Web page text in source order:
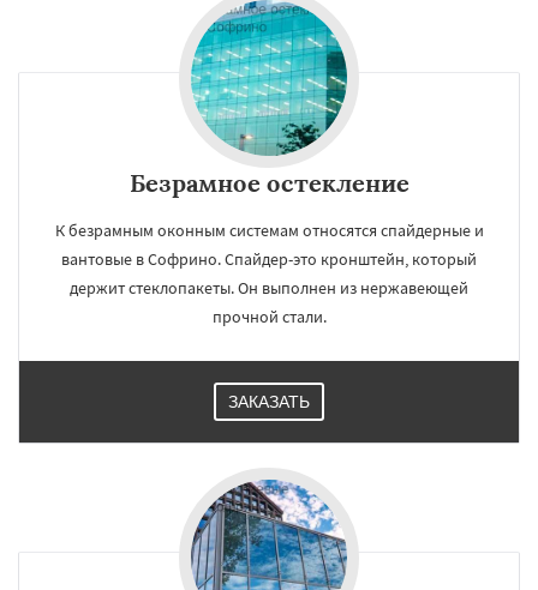
Безрамное остекление
К безрамным оконным системам относятся спайдерные и
вантовые в Софрино. Спайдер-это кронштейн, который
держит стеклопакеты. Он выполнен из нержавеющей
прочной стали.
ЗАКАЗАТЬ